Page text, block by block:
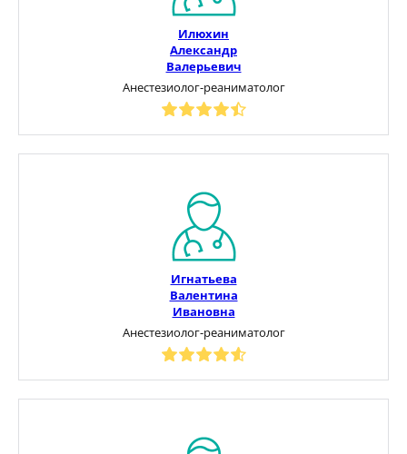
Илюхин
Александр
Валерьевич
Анестезиолог-реаниматолог
Игнатьева
Валентина
Ивановна
Анестезиолог-реаниматолог